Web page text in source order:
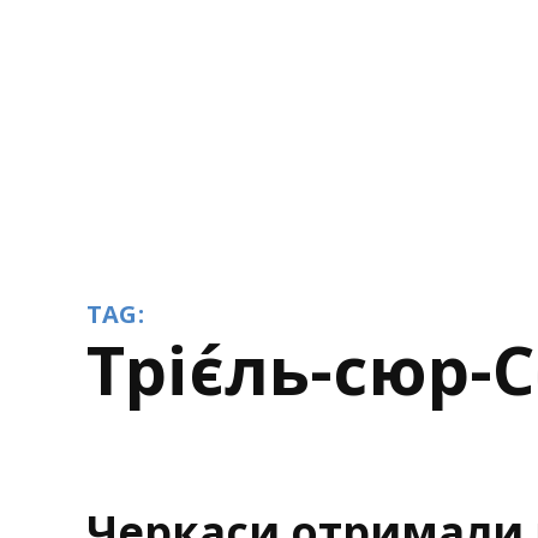
TAG:
Тріє́ль-сюр-